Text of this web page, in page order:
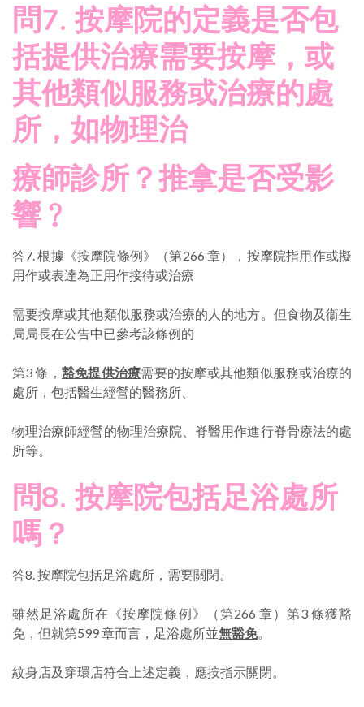
問7. 按摩院的定義是否包
括提供治療需要按摩，或
其他類似服務或治療的處
所，如物理治
療師診所？推拿是否受影
響﹖
答7. 根據《按摩院條例》（第266 章），按摩院指用作或擬
用作或表達為正用作接待或治療
需要按摩或其他類似服務或治療的人的地方。但食物及衞生
局局長在公告中已參考該條例的
第3 條， 豁免提供治療需要的按摩或其他類似服務或治療的
處所，包括醫生經營的醫務所、
物理治療師經營的物理治療院、脊醫用作進行脊骨療法的處
所等。
問8. 按摩院包括足浴處所
嗎？
答8. 按摩院包括足浴處所，需要關閉。
雖然足浴處所在《按摩院條例》（第266 章）第3 條獲豁
免，但就第599 章而言，足浴處所並無豁免。
紋身店及穿環店符合上述定義，應按指示關閉。